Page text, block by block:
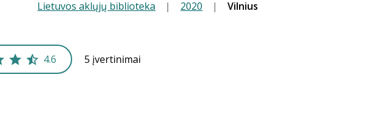
Lietuvos aklųjų biblioteka | 2020 | Vilnius
4.6 5 įvertinimai